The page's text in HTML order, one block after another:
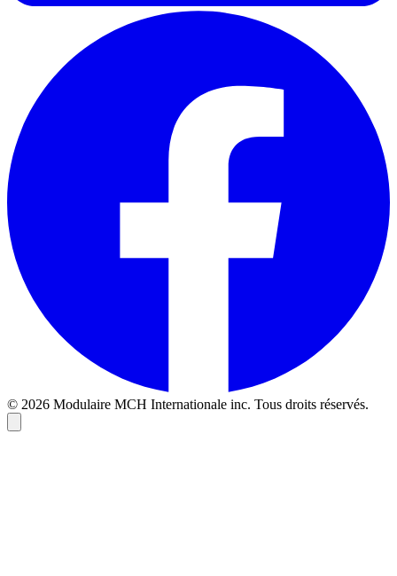
© 2026 Modulaire MCH Internationale inc. Tous droits réservés.